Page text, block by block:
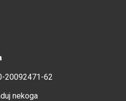
20092471-62
nekoga